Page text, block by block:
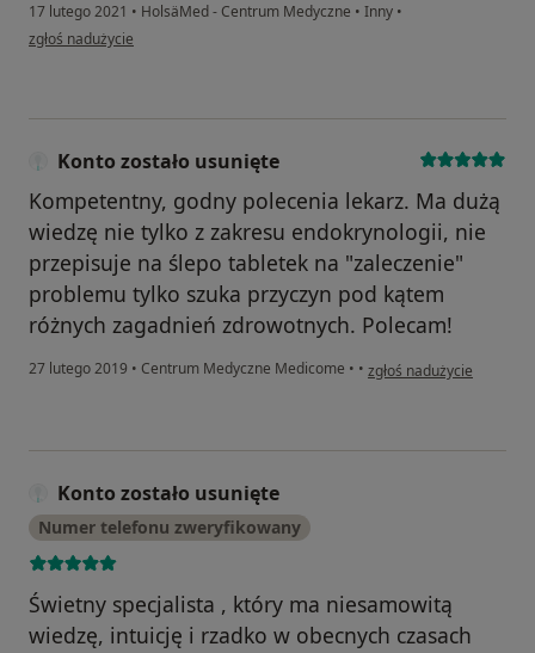
17 lutego 2021 • HolsäMed - Centrum Medyczne • Inny •
w opinii użytkownika CS
zgłoś nadużycie
Konto zostało usunięte
Kompetentny, godny polecenia lekarz. Ma dużą
wiedzę nie tylko z zakresu endokrynologii, nie
przepisuje na ślepo tabletek na "zaleczenie"
problemu tylko szuka przyczyn pod kątem
różnych zagadnień zdrowotnych. Polecam!
27 lutego 2019 • Centrum Medyczne Medicome • • w opinii użytkownika
zgłoś nadużycie
Konto zostało usunięte
Numer telefonu zweryfikowany
Świetny specjalista , który ma niesamowitą
wiedzę, intuicję i rzadko w obecnych czasach